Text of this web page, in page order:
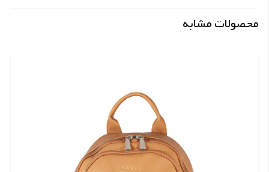
محصولات مشابه